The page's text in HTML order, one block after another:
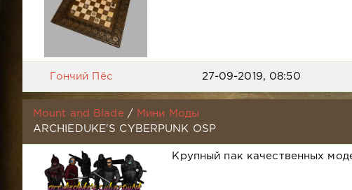
Гончий Пёс 27-09-2019, 08:50
Mount and Blade /
Мини Моды
ARCHIEDUKE'S CYBERPUNK OSP
Крупный пак качественных